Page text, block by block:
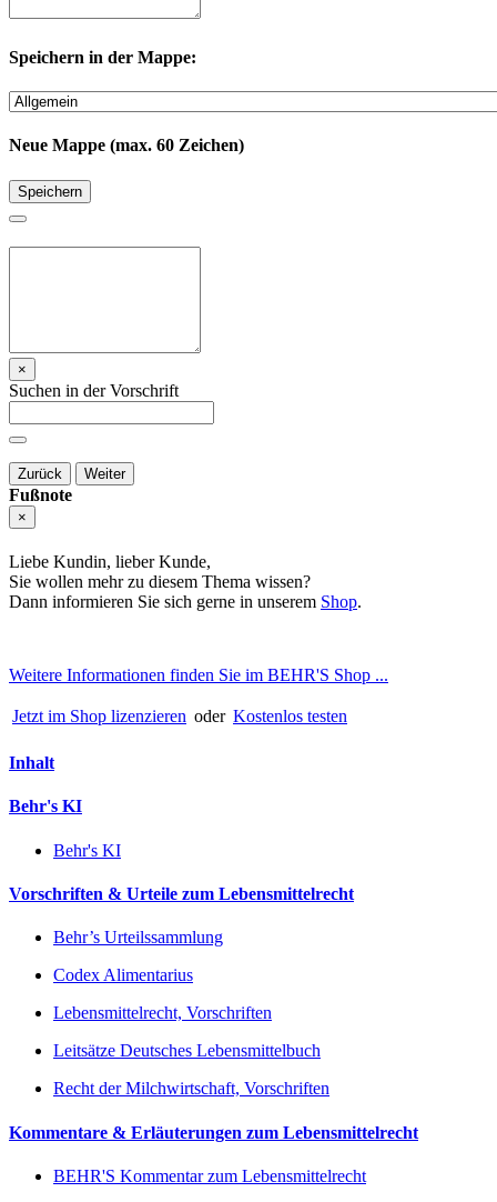
Speichern in der Mappe:
Neue Mappe (max. 60 Zeichen)
Speichern
×
Suchen in der Vorschrift
Zurück Weiter
Fußnote
×
Liebe Kundin, lieber Kunde,
Sie wollen mehr zu diesem Thema wissen?
Dann informieren Sie sich gerne in unserem Shop.
Weitere Informationen finden Sie im BEHR'S Shop ...
Jetzt im Shop lizenzieren oder Kostenlos testen
Inhalt
Behr's KI
Behr's KI
Vorschriften & Urteile zum Lebensmittelrecht
Behr’s Urteilssammlung
Codex Alimentarius
Lebensmittelrecht, Vorschriften
Leitsätze Deutsches Lebensmittelbuch
Recht der Milchwirtschaft, Vorschriften
Kommentare & Erläuterungen zum Lebensmittelrecht
BEHR'S Kommentar zum Lebensmittelrecht